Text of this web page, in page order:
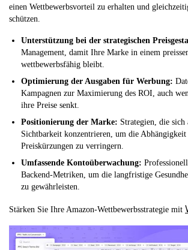
einen Wettbewerbsvorteil zu erhalten und
schützen.
Unterstützung bei der strategischen
Management, damit Ihre Marke in einem
wettbewerbsfähig bleibt.
Optimierung der Ausgaben für Werbung:
Kampagnen zur Maximierung des ROI, auch
ihre Preise senkt.
Positionierung der Marke: Strategien, die
Sichtbarkeit konzentrieren, um die Abhängigkeit
Preiskürzungen zu verringern.
Umfassende Kontoüberwachung:
Backend-Metriken, um die langfristige
zu gewährleisten.
Stärken Sie Ihre Amazon-Wettbewerbsstrategie mit